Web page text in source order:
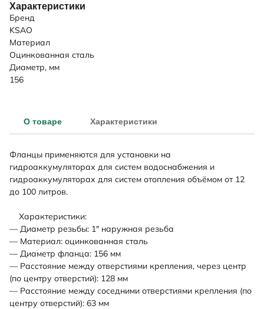
Характеристики
Бренд
KSAO
Материал
Оцинкованная сталь
Диаметр, мм
156
О товаре Характеристики
Фланцы применяются для установки на
гидроаккумуляторах для систем водоснабжения и
гидроаккумуляторах для систем отопления объёмом от 12
до 100 литров.
Характеристики:
— Диаметр резьбы: 1" наружная резьба
— Материал: оцинкованная сталь
— Диаметр фланца: 156 мм
— Расстояние между отверстиями крепления, через центр
(по центру отверстий): 128 мм
— Расстояние между соседними отверстиями крепления (по
центру отверстий): 63 мм